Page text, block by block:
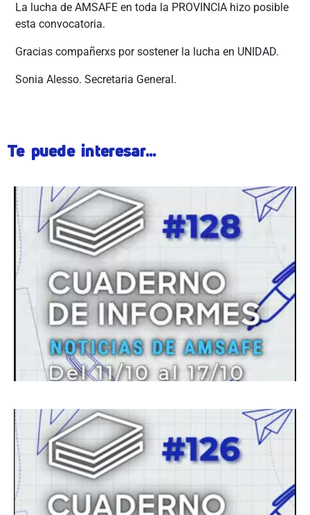
La lucha de AMSAFE en toda la PROVINCIA hizo posible
esta convocatoria.
Gracias compañerxs por sostener la lucha en UNIDAD.
Sonia Alesso. Secretaria General.
Te puede interesar...